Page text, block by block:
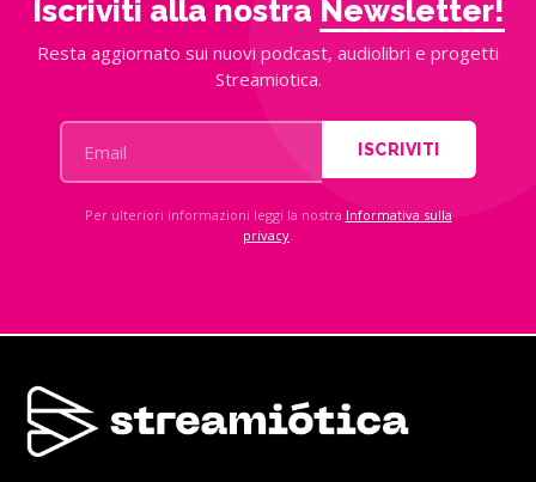
Iscriviti alla nostra Newsletter!
Resta aggiornato sui nuovi podcast, audiolibri e progetti
Streamiotica.
ISCRIVITI
Per ulteriori informazioni leggi la nostra Informativa sulla
privacy